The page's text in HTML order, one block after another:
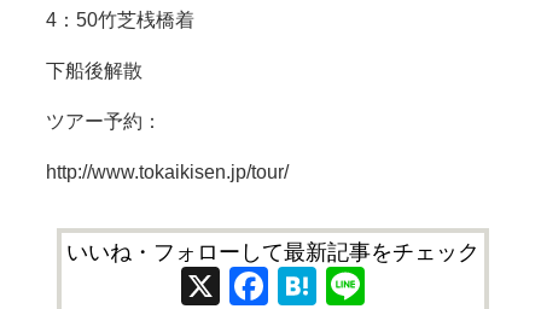
4：50竹芝桟橋着
下船後解散
ツアー予約：
http://www.tokaikisen.jp/tour/
いいね・フォローして最新記事をチェック
X Facebook
Hatena